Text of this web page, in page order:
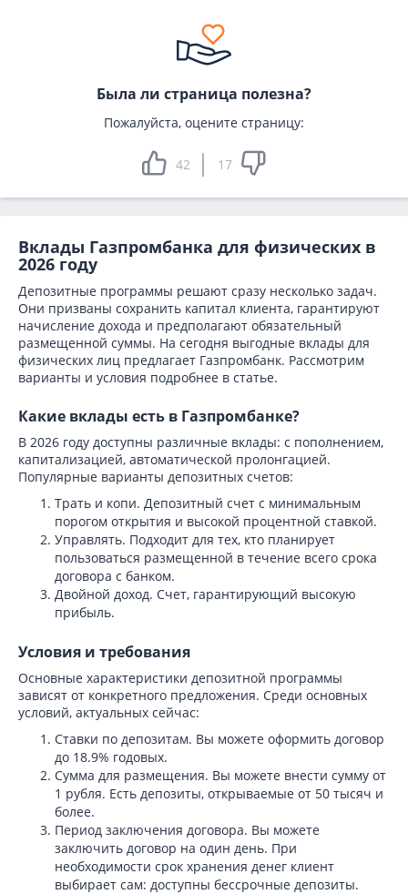
Была ли страница полезна?
Пожалуйста, оцените страницу:
42 17
Вклады Газпромбанка для физических в
2026 году
Депозитные программы решают сразу несколько задач.
Они призваны сохранить капитал клиента, гарантируют
начисление дохода и предполагают обязательный
размещенной суммы. На сегодня выгодные вклады для
физических лиц предлагает Газпромбанк. Рассмотрим
варианты и условия подробнее в статье.
Какие вклады есть в Газпромбанке?
В 2026 году доступны различные вклады: с пополнением,
капитализацией, автоматической пролонгацией.
Популярные варианты депозитных счетов:
Трать и копи. Депозитный счет с минимальным
порогом открытия и высокой процентной ставкой.
Управлять. Подходит для тех, кто планирует
пользоваться размещенной в течение всего срока
договора с банком.
Двойной доход. Счет, гарантирующий высокую
прибыль.
Условия и требования
Основные характеристики депозитной программы
зависят от конкретного предложения. Среди основных
условий, актуальных сейчас:
Ставки по депозитам. Вы можете оформить договор
до 18.9% годовых.
Сумма для размещения. Вы можете внести сумму от
1 рубля. Есть депозиты, открываемые от 50 тысяч и
более.
Период заключения договора. Вы можете
заключить договор на один день. При
необходимости срок хранения денег клиент
выбирает сам: доступны бессрочные депозиты.